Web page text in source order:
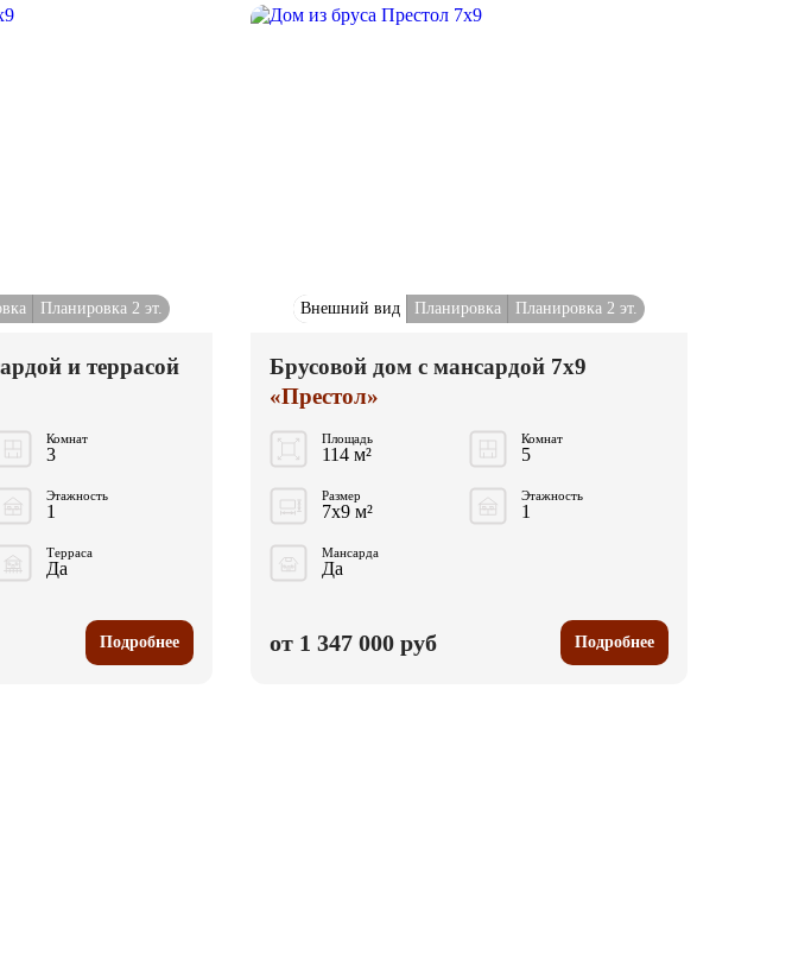
Планировка 2 эт.
и террасой
Комнат
3
Этажность
1
Терраса
Да
Подробнее
Внешний вид Планировка Планировка 2 эт.
Брусовой дом с мансардой 7x9
«Престол»
Площадь
114 м²
Комнат
5
Размер
7x9 м²
Этажность
1
Мансарда
Да
от 1 347 000 руб Подробнее